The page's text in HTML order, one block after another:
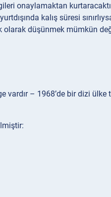
onaylamaktan
kalış süresi
olarak düşünmek mümkün
vardır – 1968’de bir dizi